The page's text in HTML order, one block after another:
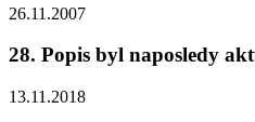
26.11.2007
28. Popis byl naposledy
13.11.2018